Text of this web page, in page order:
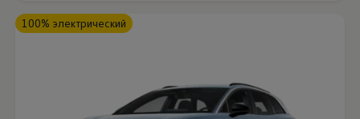
100% электрический